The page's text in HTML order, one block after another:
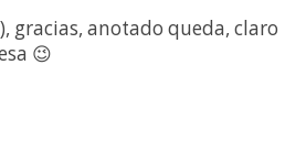
gracias, anotado queda, claro
😉